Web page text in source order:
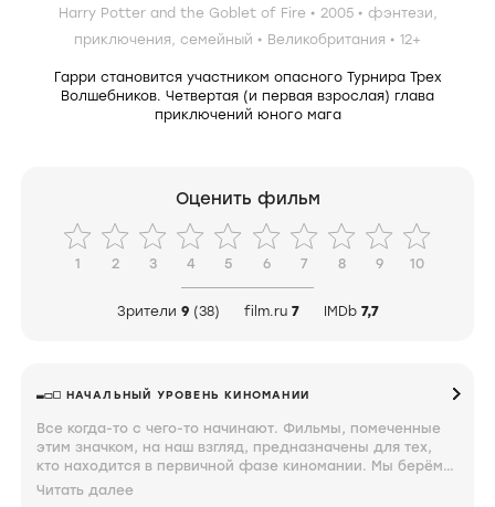
Harry Potter and the Goblet of Fire 2005
фэнтези,
приключения, семейный Великобритания 12+
Гарри становится участником опасного Турнира Трех
Волшебников. Четвертая (и первая взрослая) глава
приключений юного мага
Оценить фильм
1 2 3 4 5 6 7 8 9 10
Зрители 9 (38) film.ru 7 IMDb 7,7
НАЧАЛЬНЫЙ УРОВЕНЬ КИНОМАНИИ
Все когда-то с чего-то начинают. Фильмы, помеченные
этим значком, на наш взгляд, предназначены для тех,
кто находится в первичной фазе киномании. Мы берём
такие мягкие формулировки, потому что этот период
Читать далее